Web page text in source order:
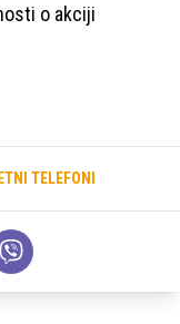
o akciji
TELEFONI